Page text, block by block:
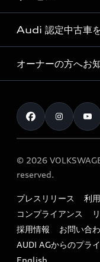
見積り依頼
試乗予約
e-tronラインアップ
価格シミュレーション
車両比較
カタログ一覧
オンラインショップ
Audi collection
アウディナビアプリ
サービス入庫予約
サービスプログラム
メンテナンス
車検 / 定期点検
e-tronアフターサポ
myAudi
Audi 認定中古車
Audi認定中古車
クオリティ
保証
メンテナンス
ファイナンス
キャンペーン / イベ
買取査定
オーナーの方へお
お知らせ
オーナー様向けキャン
特定整備適用車一覧
リサイクル法
よくある質問（FAQ）
© 2026
reserved.
プレスリリース 利
コンプライアンス
採用情報
お問い合
AUDI AGからのプラ
English